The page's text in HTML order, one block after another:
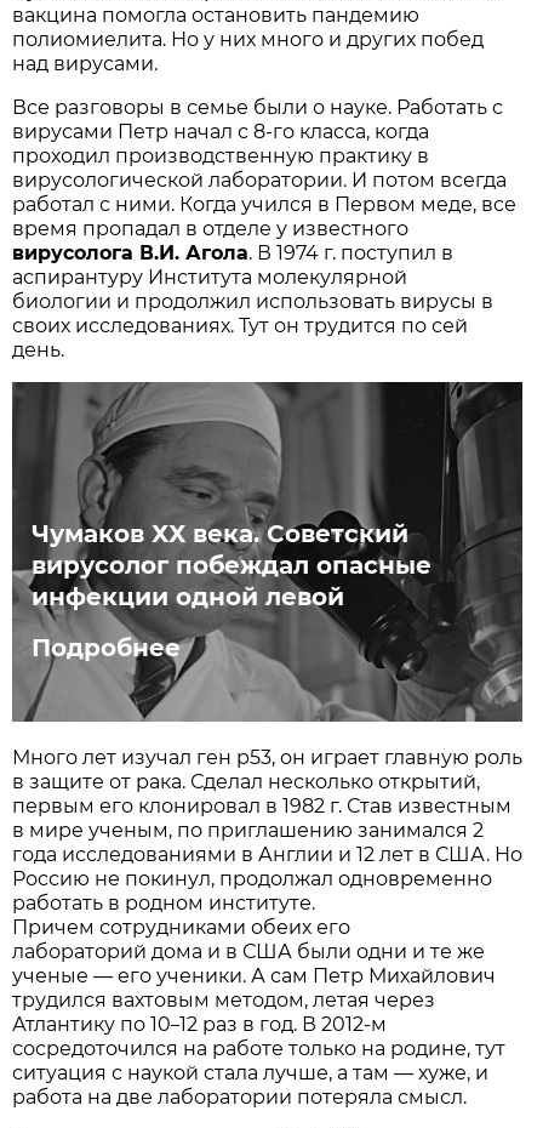
вакцина помогла остановить пандемию
полиомиелита. Но у них много и других побед
над вирусами.
Все разговоры в семье были о науке. Работать с
вирусами Петр начал с 8-го класса, когда
проходил производственную практику в
вирусологической лаборатории. И потом всегда
работал с ними. Когда учился в Первом меде, все
время пропадал в отделе у известного
вирусолога В.И. Агола. В 1974 г. поступил в
аспирантуру Института молекулярной
биологии и продолжил использовать вирусы в
своих исследованиях. Тут он трудится по сей
день.
Чумаков ХХ века. Советский
вирусолог побеждал опасные
инфекции одной левой
Подробнее
Много лет изучал ген р53, он играет главную роль
в защите от рака. Сделал несколько открытий,
первым его клонировал в 1982 г. Став известным
в мире ученым, по приглашению занимался 2
года исследованиями в Англии и 12 лет в США. Но
Россию не покинул, продолжал одновременно
работать в родном институте.
Причем сотрудниками обеих его
лабораторий дома и в США были одни и те же
ученые — его ученики. А сам Петр Михайлович
трудился вахтовым методом, летая через
Атлантику по 10–12 раз в год. В 2012-м
сосредоточился на работе только на родине, тут
ситуация с наукой стала лучше, а там — хуже, и
работа на две лаборатории потеряла смысл.